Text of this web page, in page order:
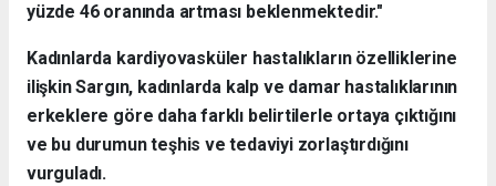
yüzde 46 oranında artması beklenmektedir."
Kadınlarda kardiyovasküler hastalıkların özelliklerine
ilişkin Sargın, kadınlarda kalp ve damar hastalıklarının
erkeklere göre daha farklı belirtilerle ortaya çıktığını
ve bu durumun teşhis ve tedaviyi zorlaştırdığını
vurguladı.